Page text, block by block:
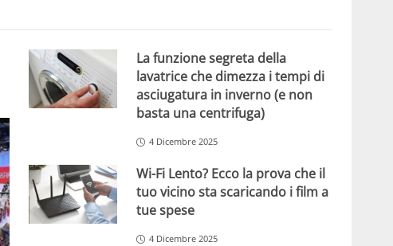
La funzione segreta della
lavatrice che dimezza i tempi di
asciugatura in inverno (e non
basta una centrifuga)
4 Dicembre 2025
Wi-Fi Lento? Ecco la prova che il
tuo vicino sta scaricando i film a
tue spese
4 Dicembre 2025